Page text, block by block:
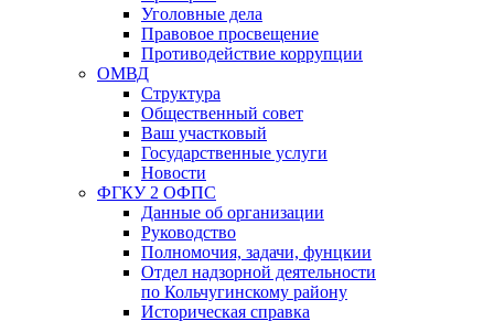
Уголовные дела
Правовое просвещение
Противодействие коррупции
ОМВД
Структура
Общественный совет
Ваш участковый
Государственные услуги
Новости
ФГКУ 2 ОФПС
Данные об организации
Руководство
Полномочия, задачи, фунцкии
Отдел надзорной деятельности
по Кольчугинскому району
Историческая справка